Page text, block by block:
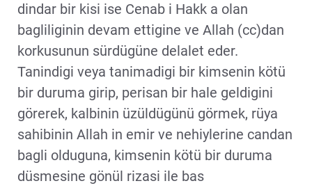
dindar bir kisi ise Cenab i Hakk a olan
bagliliginin devam ettigine ve Allah (cc)dan
korkusunun sürdügüne delalet eder.
Tanindigi veya tanimadigi bir kimsenin kötü
bir duruma girip, perisan bir hale geldigini
görerek, kalbinin üzüldügünü görmek, rüya
sahibinin Allah in emir ve nehiylerine candan
bagli olduguna, kimsenin kötü bir duruma
düsmesine gönül rizasi ile bas